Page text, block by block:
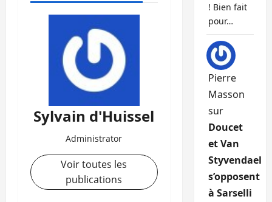
Sylvain d'Huissel
Administrator
Voir toutes les
publications
! Bien fait
pour…
Pierre
Masson
sur
Doucet
et Van
Styvendael
s’opposent
à Sarselli